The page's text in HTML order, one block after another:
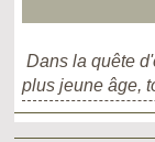
Dans la quête
plus jeune âge,